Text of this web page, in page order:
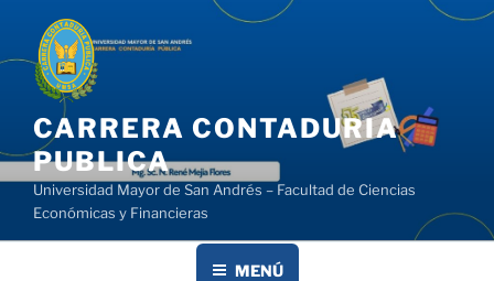
contenido
CARRERA CONTADURIA
PUBLICA
Universidad Mayor de San Andrés – Facultad de Ciencias
Económicas y Financieras
MENÚ